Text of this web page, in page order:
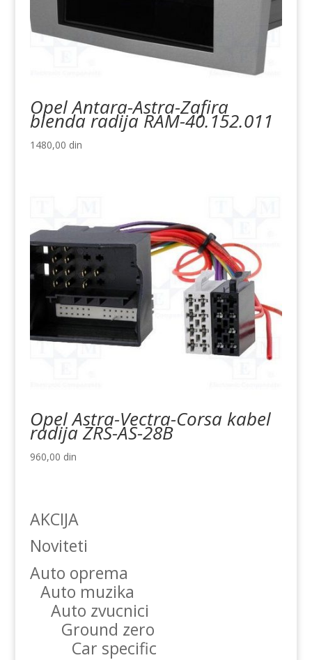
Opel Antara-Astra-Zafira
blenda radija RAM-40.152.011
1480,00 din
Opel Astra-Vectra-Corsa kabel
radija ZRS-AS-28B
960,00 din
AKCIJA
Noviteti
Auto oprema
Auto muzika
Auto zvucnici
Ground zero
Car specific